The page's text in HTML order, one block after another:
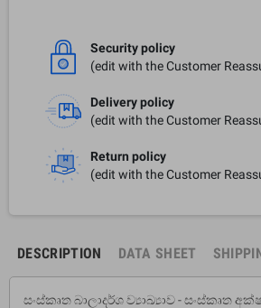
Security policy
(edit with the Customer
Delivery policy
(edit with the Customer
Return policy
(edit with the Customer
DESCRIPTION DATA SHEET
සංස්කෘත බාලාදර්ශ ව්‍යාඛ්‍යාව - සංස්කෘත